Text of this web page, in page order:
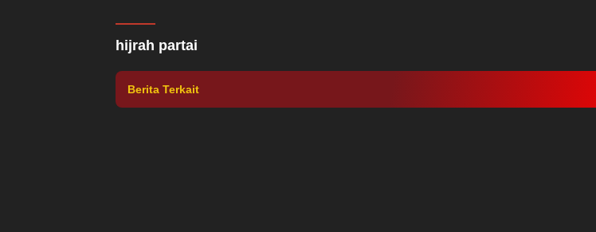
hijrah partai
Anggota DPRD Donggala Asal Hanura Hijrah ke
Berita Terkait